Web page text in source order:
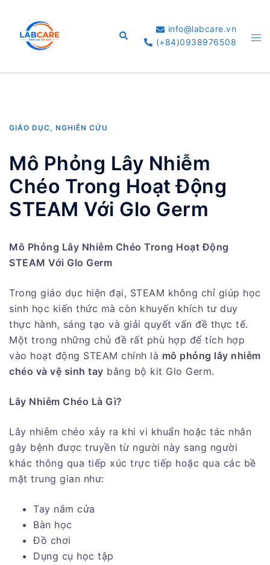
content
Search
info@labcare.vn
(+84)0938976508
GIÁO DỤC, NGHIÊN CỨU
Mô Phỏng Lây Nhiễm
Chéo Trong Hoạt Động
STEAM Với Glo Germ
Mô Phỏng Lây Nhiễm Chéo Trong Hoạt Động
STEAM Với Glo Germ
Trong giáo dục hiện đại, STEAM không chỉ giúp học
sinh học kiến thức mà còn khuyến khích tư duy
thực hành, sáng tạo và giải quyết vấn đề thực tế.
Một trong những chủ đề rất phù hợp để tích hợp
vào hoạt động STEAM chính là mô phỏng lây nhiễm
chéo và vệ sinh tay bằng bộ kit Glo Germ.
Lây Nhiễm Chéo Là Gì?
Lây nhiễm chéo xảy ra khi vi khuẩn hoặc tác nhân
gây bệnh được truyền từ người này sang người
khác thông qua tiếp xúc trực tiếp hoặc qua các bề
mặt trung gian như:
Tay nắm cửa
Bàn học
Đồ chơi
Dụng cụ học tập